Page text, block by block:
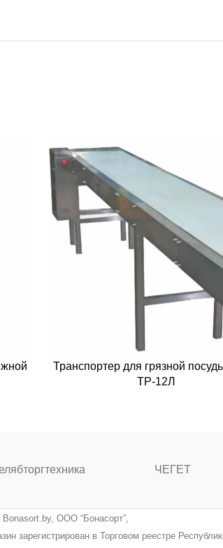
Транспортер для грязной
ТР-12Л
ЧЕГЕТ
ООО “Бонасорт”,
зарегистрирован в Торговом реестре